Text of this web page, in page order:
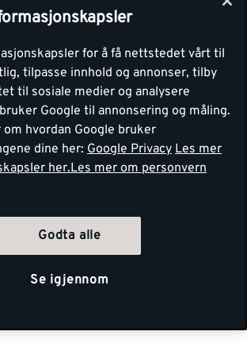
for å få nettstedet vårt til
tilpasse innhold og annonser, tilby
til sosiale medier og analysere
Google til annonsering og måling.
om hvordan Google bruker
dine her: Google Privacy Les mer
her.Les mer om personvern
Godta alle
Se igjennom